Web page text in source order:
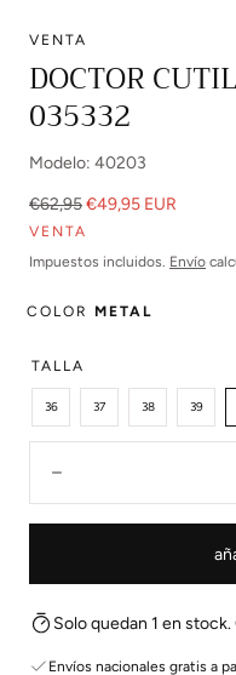
multimedia
en
modal
VENTA
DOCTOR
035332
Modelo: 40203
Precio
regular
€62,95Precio
venta
€49,95 EUR
VENTA
Impuestos incluidos. Envío
COLOR METAL
TALLA
36 37 38 39
Solo quedan 1 en
Envíos nacionales gratis a